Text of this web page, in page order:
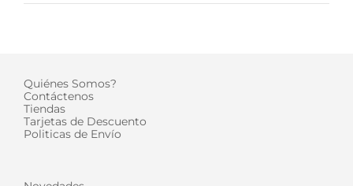
Quiénes Somos?
Contáctenos
Tiendas
Tarjetas de Descuento
Politicas de Envío